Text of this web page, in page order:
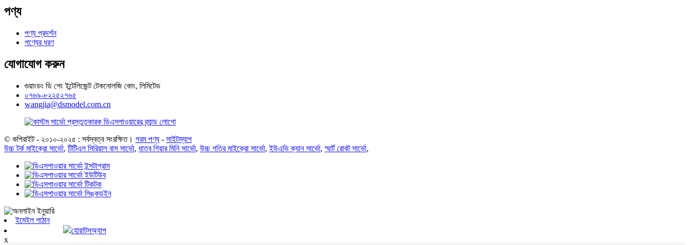
পণ্য
পণ্য প্রদর্শন
পণ্যের ধরণ
যোগাযোগ করুন
গুয়াংডং ডি শেং ইন্টেলিজেন্ট টেকনোলজি কোং, লিমিটেড
০৭৬৯-৮২২৫২৭৬৫
wangjia@dsmodel.com.cn
© কপিরাইট - ২০১০-২০২৫ : সর্বস্বত্ব সংরক্ষিত। গরম পণ্য - সাইটম্যাপ
উচ্চ টর্ক মাইক্রো সার্ভো, টিটিএল সিরিয়াল বাস সার্ভো, ধাতব গিয়ার মিনি সার্ভো, উচ্চ গতির মাইক্রো সার্ভো,ইউএভি ক্যান সার্ভো,স্মার্ট রোবট সার্ভো,
ইমেইল পাঠান
হোয়াটসঅ্যাপ
x